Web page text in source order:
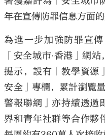
年在宣傳防罪信息方面的
為進一步加強防罪宣
「安全城市‧香港」網
提示，設有「教學資源
安全」專欄，累計瀏覽
警報聯網」亦持續透過
界和青年社群等合作夥